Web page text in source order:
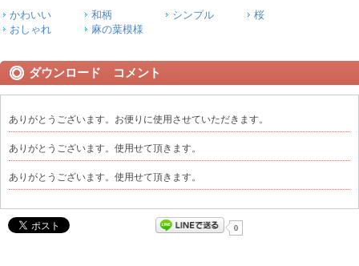
かわいい 和柄 シンプル
桜
おしゃれ
麻の葉模様
ダウンロード コメント
ありがとうございます。お便りに使用させていただきます。
ありがとうございます。使用せて頂きます。
ありがとうございます。使用せて頂きます。
0